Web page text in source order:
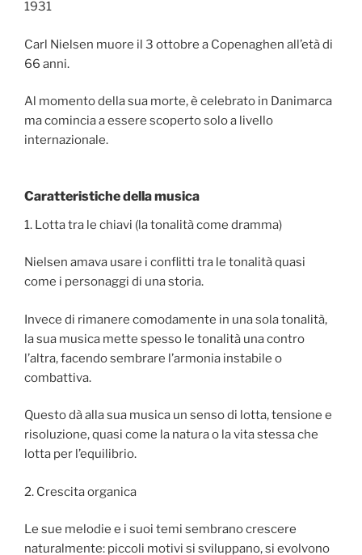
1931
Carl Nielsen muore il 3 ottobre a Copenaghen all’età di
66 anni.
Al momento della sua morte, è celebrato in Danimarca
ma comincia a essere scoperto solo a livello
internazionale.
Caratteristiche della musica
1. Lotta tra le chiavi (la tonalità come dramma)
Nielsen amava usare i conflitti tra le tonalità quasi
come i personaggi di una storia.
Invece di rimanere comodamente in una sola tonalità,
la sua musica mette spesso le tonalità una contro
l’altra, facendo sembrare l’armonia instabile o
combattiva.
Questo dà alla sua musica un senso di lotta, tensione e
risoluzione, quasi come la natura o la vita stessa che
lotta per l’equilibrio.
2. Crescita organica
Le sue melodie e i suoi temi sembrano crescere
naturalmente: piccoli motivi si sviluppano, si evolvono